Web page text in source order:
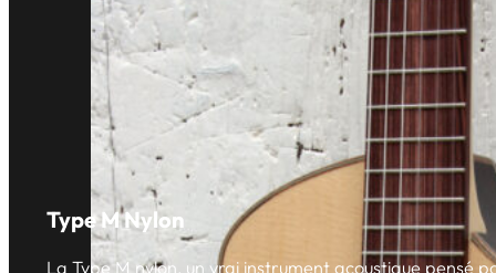
Type M Nylon
La Type M nylon, un vrai instrument acoustique pensé